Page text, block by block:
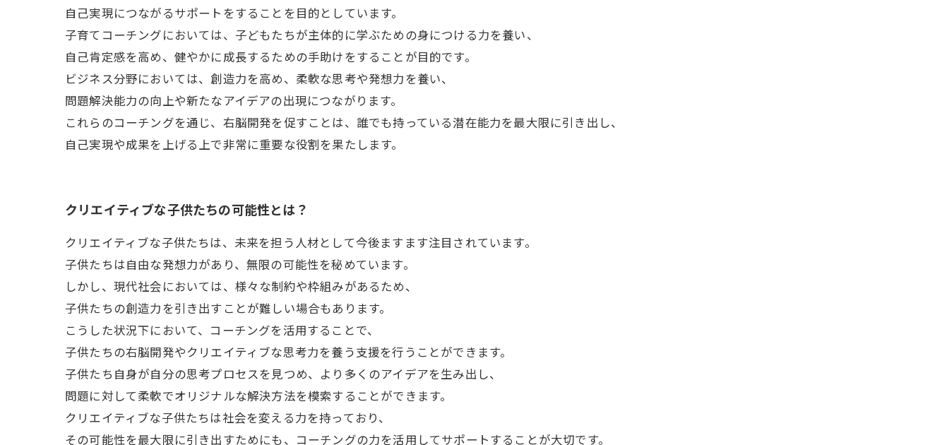
自己実現につながるサポートをすることを目的としています。
子育てコーチングにおいては、子どもたちが主体的に学ぶための身につける力を養い、
自己肯定感を高め、健やかに成長するための手助けをすることが目的です。
ビジネス分野においては、創造力を高め、柔軟な思考や発想力を養い、
問題解決能力の向上や新たなアイデアの出現につながります。
これらのコーチングを通じ、右脳開発を促すことは、誰でも持っている潜在能力を最大限に引き出し、
自己実現や成果を上げる上で非常に重要な役割を果たします。
クリエイティブな子供たちの可能性とは？
クリエイティブな子供たちは、未来を担う人材として今後ますます注目されています。
子供たちは自由な発想力があり、無限の可能性を秘めています。
しかし、現代社会においては、様々な制約や枠組みがあるため、
子供たちの創造力を引き出すことが難しい場合もあります。
こうした状況下において、コーチングを活用することで、
子供たちの右脳開発やクリエイティブな思考力を養う支援を行うことができます。
子供たち自身が自分の思考プロセスを見つめ、より多くのアイデアを生み出し、
問題に対して柔軟でオリジナルな解決方法を模索することができます。
クリエイティブな子供たちは社会を変える力を持っており、
その可能性を最大限に引き出すためにも、コーチングの力を活用してサポートすることが大切です。